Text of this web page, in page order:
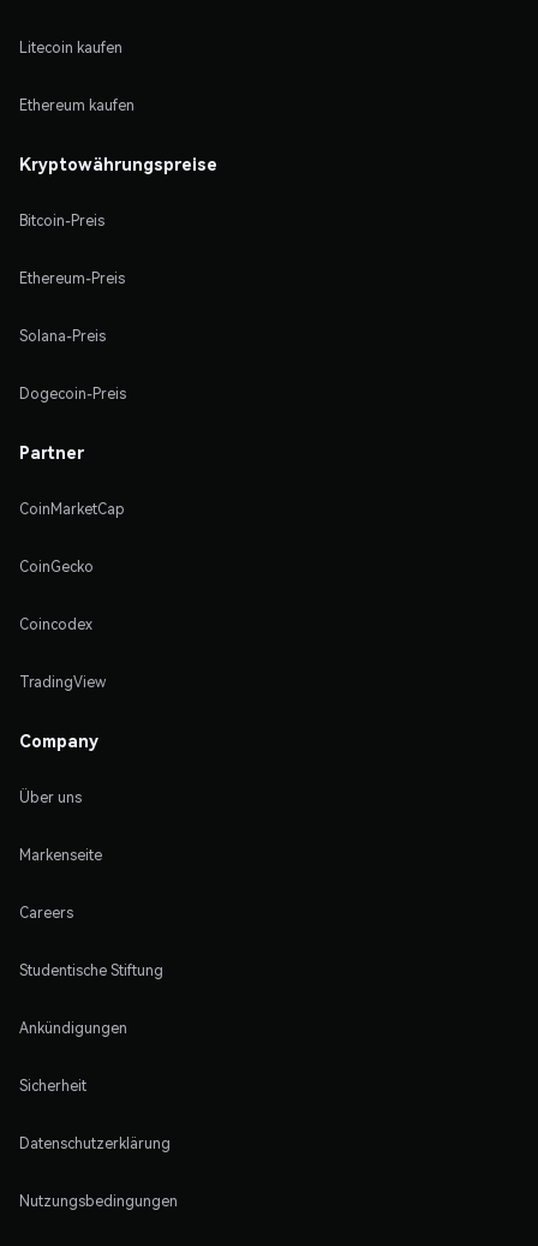
Litecoin kaufen
Ethereum kaufen
Kryptowährungspreise
Bitcoin-Preis
Ethereum-Preis
Solana-Preis
Dogecoin-Preis
Partner
CoinMarketCap
CoinGecko
Coincodex
TradingView
Company
Über uns
Markenseite
Careers
Studentische Stiftung
Ankündigungen
Sicherheit
Datenschutzerklärung
Nutzungsbedingungen